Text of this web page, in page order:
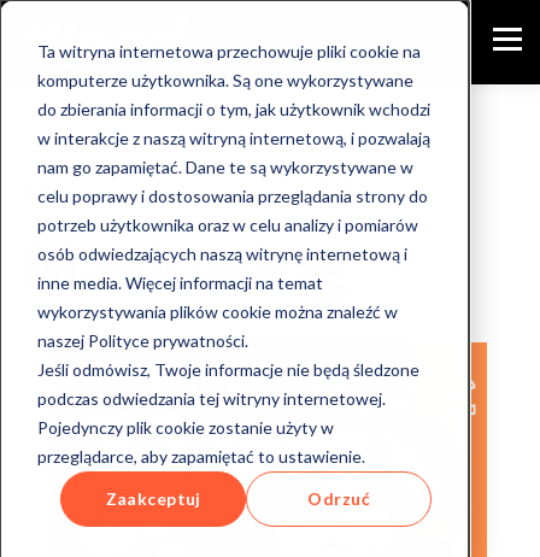
Ta witryna internetowa przechowuje pliki cookie na
komputerze użytkownika. Są one wykorzystywane
do zbierania informacji o tym, jak użytkownik wchodzi
w interakcje z naszą witryną internetową, i pozwalają
nam go zapamiętać. Dane te są wykorzystywane w
celu poprawy i dostosowania przeglądania strony do
potrzeb użytkownika oraz w celu analizy i pomiarów
osób odwiedzających naszą witrynę internetową i
inne media. Więcej informacji na temat
wykorzystywania plików cookie można znaleźć w
naszej Polityce prywatności.
Jeśli odmówisz, Twoje informacje nie będą śledzone
podczas odwiedzania tej witryny internetowej.
Pojedynczy plik cookie zostanie użyty w
przeglądarce, aby zapamiętać to ustawienie.
Zaakceptuj Odrzuć
TOPIC
Marketing